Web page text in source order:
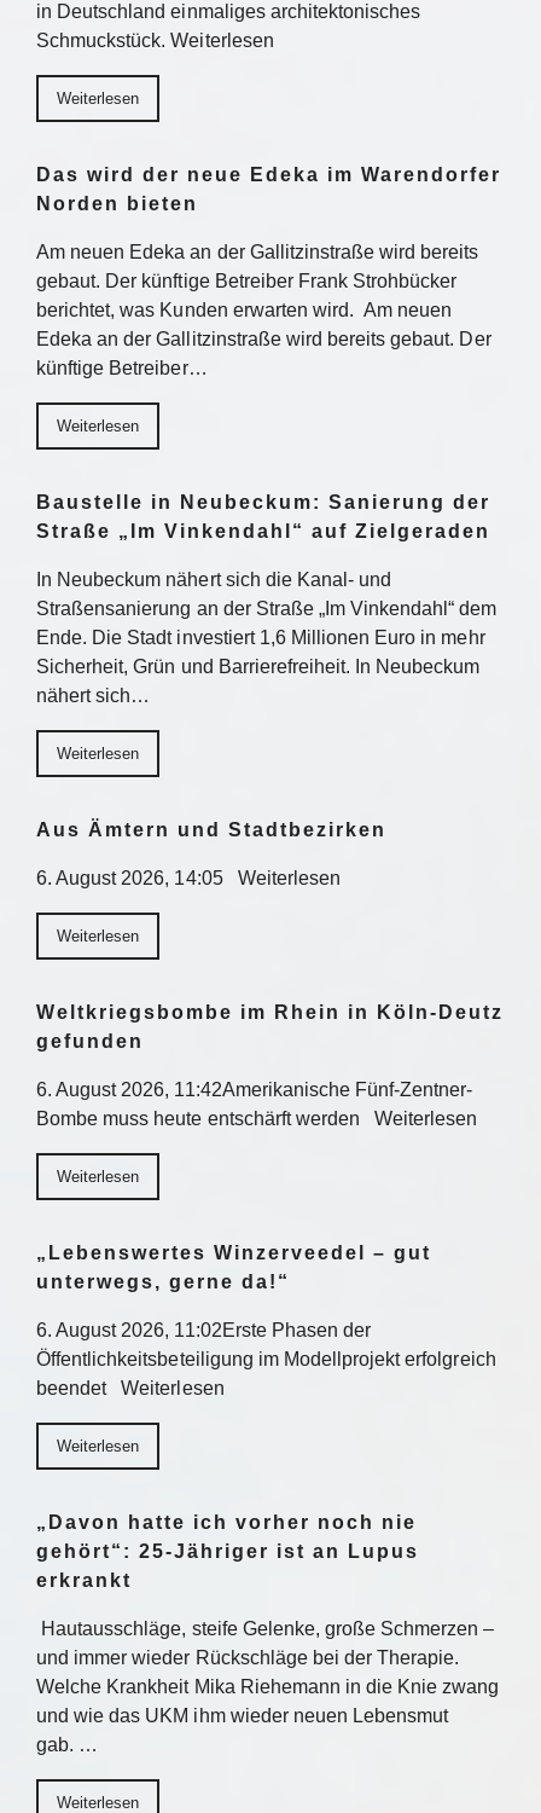
in Deutschland einmaliges architektonisches
Schmuckstück. Weiterlesen
Weiterlesen
Das wird der neue Edeka im Warendorfer
Norden bieten
Am neuen Edeka an der Gallitzinstraße wird bereits
gebaut. Der künftige Betreiber Frank Strohbücker
berichtet, was Kunden erwarten wird. Am neuen
Edeka an der Gallitzinstraße wird bereits gebaut. Der
künftige Betreiber…
Weiterlesen
Baustelle in Neubeckum: Sanierung der
Straße „Im Vinkendahl“ auf Zielgeraden
In Neubeckum nähert sich die Kanal- und
Straßensanierung an der Straße „Im Vinkendahl“ dem
Ende. Die Stadt investiert 1,6 Millionen Euro in mehr
Sicherheit, Grün und Barrierefreiheit. In Neubeckum
nähert sich…
Weiterlesen
Aus Ämtern und Stadtbezirken
6. August 2026, 14:05 Weiterlesen
Weiterlesen
Weltkriegsbombe im Rhein in Köln-Deutz
gefunden
6. August 2026, 11:42Amerikanische Fünf-Zentner-
Bombe muss heute entschärft werden Weiterlesen
Weiterlesen
„Lebenswertes Winzerveedel – gut
unterwegs, gerne da!“
6. August 2026, 11:02Erste Phasen der
Öffentlichkeitsbeteiligung im Modellprojekt erfolgreich
beendet Weiterlesen
Weiterlesen
„Davon hatte ich vorher noch nie
gehört“: 25-Jähriger ist an Lupus
erkrankt
Hautausschläge, steife Gelenke, große Schmerzen –
und immer wieder Rückschläge bei der Therapie.
Welche Krankheit Mika Riehemann in die Knie zwang
und wie das UKM ihm wieder neuen Lebensmut
gab. …
Weiterlesen